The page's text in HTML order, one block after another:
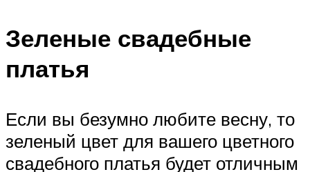
Зеленые свадебные
платья
Если вы безумно любите весну, то
зеленый цвет для вашего цветного
свадебного платья будет отличным